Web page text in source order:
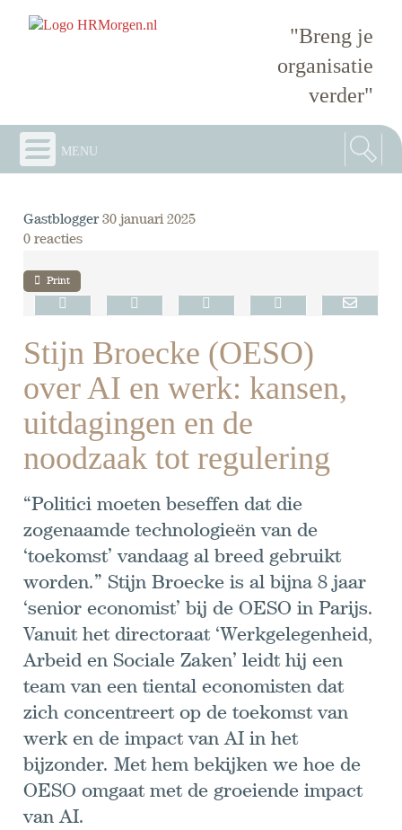
"Breng je
organisatie
verder"
menu
Gastblogger 30 januari 2025
0 reacties
Print
Stijn Broecke (OESO)
over AI en werk: kansen,
uitdagingen en de
noodzaak tot regulering
“Politici moeten beseffen dat die
zogenaamde technologieën van de
‘toekomst’ vandaag al breed gebruikt
worden.” Stijn Broecke is al bijna 8 jaar
‘senior economist’ bij de OESO in Parijs.
Vanuit het directoraat ‘Werkgelegenheid,
Arbeid en Sociale Zaken’ leidt hij een
team van een tiental economisten dat
zich concentreert op de toekomst van
werk en de impact van AI in het
bijzonder. Met hem bekijken we hoe de
OESO omgaat met de groeiende impact
van AI.